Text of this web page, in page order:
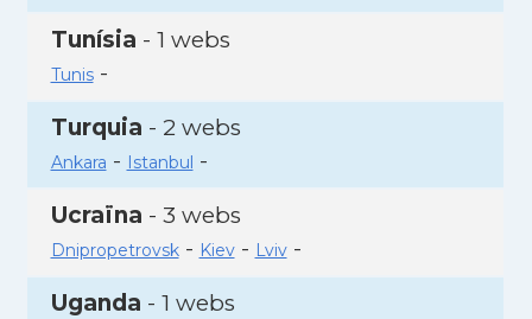
Tunísia - 1 webs
Tunis-
Turquia - 2 webs
Ankara - Istanbul -
Ucraïna - 3 webs
Dnipropetrovsk- Kiev- Lviv-
Uganda - 1 webs